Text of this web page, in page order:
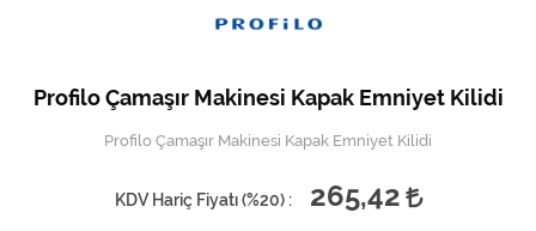
Musluk
Profilo Çamaşır Makinesi Kapak Emniyet Kilidi
Profilo Çamaşır Makinesi Kapak Emniyet Kilidi
KDV Hariç Fiyatı (%20) :
265,42